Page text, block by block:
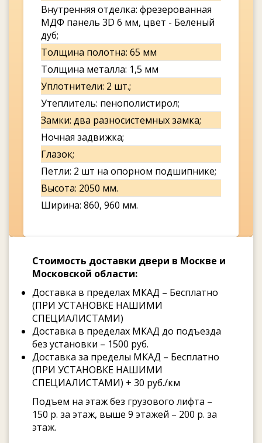
Внутренняя отделка: фрезерованная
МДФ панель 3D 6 мм, цвет - Беленый
дуб;
Толщина полотна: 65 мм
Толщина металла: 1,5 мм
Уплотнители: 2 шт.;
Утеплитель: пенополистирол;
Замки: два разносистемных замка;
Ночная задвижка;
Глазок;
Петли: 2 шт на опорном подшипнике;
Высота: 2050 мм.
Ширина: 860, 960 мм.
Стоимость доставки двери в Москве и
Московской области:
Доставка в пределах МКАД – Бесплатно
(ПРИ УСТАНОВКЕ НАШИМИ
СПЕЦИАЛИСТАМИ)
Доставка в пределах МКАД до подъезда
без установки – 1500 руб.
Доставка за пределы МКАД – Бесплатно
(ПРИ УСТАНОВКЕ НАШИМИ
СПЕЦИАЛИСТАМИ) + 30 руб./км
Подъем на этаж без грузового лифта –
150 р. за этаж, выше 9 этажей – 200 р. за
этаж.